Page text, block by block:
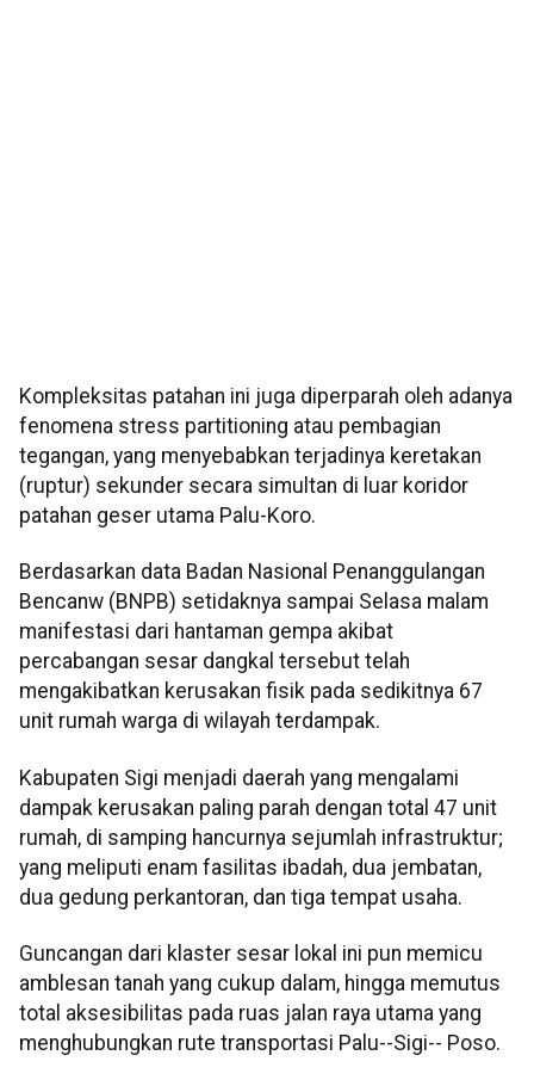
Kompleksitas patahan ini juga diperparah oleh adanya
fenomena stress partitioning atau pembagian
tegangan, yang menyebabkan terjadinya keretakan
(ruptur) sekunder secara simultan di luar koridor
patahan geser utama Palu-Koro.
Berdasarkan data Badan Nasional Penanggulangan
Bencanw (BNPB) setidaknya sampai Selasa malam
manifestasi dari hantaman gempa akibat
percabangan sesar dangkal tersebut telah
mengakibatkan kerusakan fisik pada sedikitnya 67
unit rumah warga di wilayah terdampak.
Kabupaten Sigi menjadi daerah yang mengalami
dampak kerusakan paling parah dengan total 47 unit
rumah, di samping hancurnya sejumlah infrastruktur;
yang meliputi enam fasilitas ibadah, dua jembatan,
dua gedung perkantoran, dan tiga tempat usaha.
Guncangan dari klaster sesar lokal ini pun memicu
amblesan tanah yang cukup dalam, hingga memutus
total aksesibilitas pada ruas jalan raya utama yang
menghubungkan rute transportasi Palu--Sigi-- Poso.